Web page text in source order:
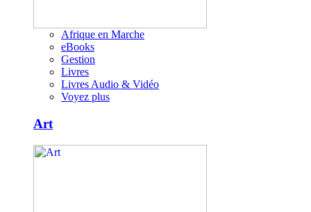
Afrique en Marche
eBooks
Gestion
Livres
Livres Audio & Vidéo
Voyez plus
Art